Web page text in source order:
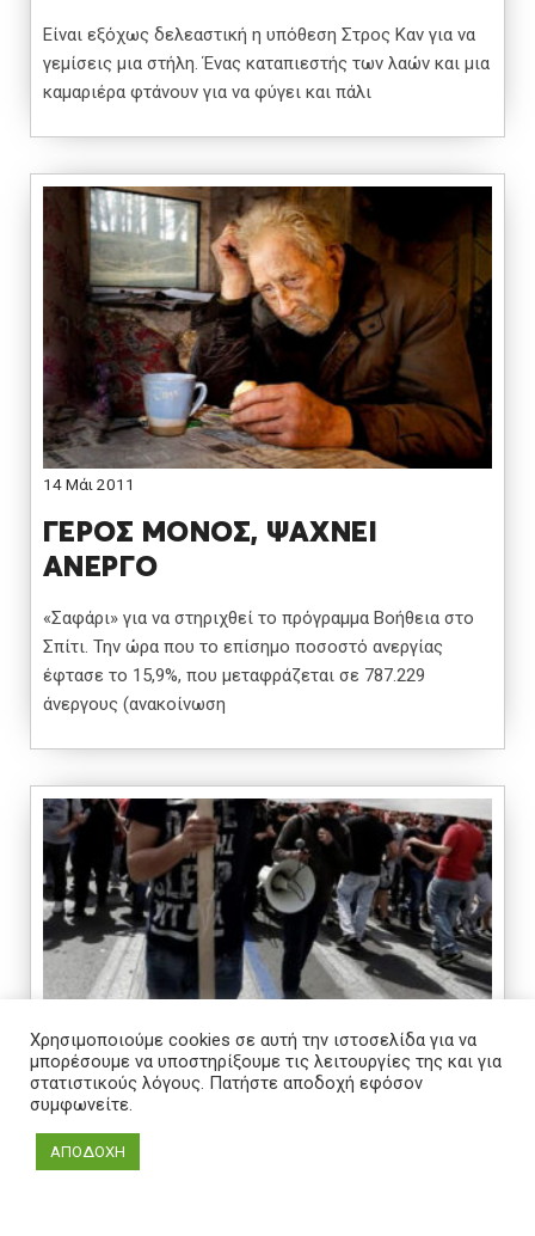
Είναι εξόχως δελεαστική η υπόθεση Στρος Καν για να
γεμίσεις μια στήλη. Ένας καταπιεστής των λαών και μια
καμαριέρα φτάνουν για να φύγει και πάλι
14 Μάι 2011
ΓΕΡΟΣ ΜΟΝΟΣ, ΨΑΧΝΕΙ
ΑΝΕΡΓΟ
«Σαφάρι» για να στηριχθεί το πρόγραμμα Βοήθεια στο
Σπίτι. Την ώρα που το επίσημο ποσοστό ανεργίας
έφτασε το 15,9%, που μεταφράζεται σε 787.229
άνεργους (ανακοίνωση
14 Μάι 2011
ΚΑΙ ΤΩΡΑ;
Βία και ξύλο και παραλίγο -ή σχεδόν- δολοφονίες.
Χρησιμοποιούμε cookies σε αυτή την ιστοσελίδα για να
μπορέσουμε να υποστηρίξουμε τις λειτουργίες της και για
στατιστικούς λόγους. Πατήστε αποδοχή εφόσον
συμφωνείτε.
ΑΠΟΔΟΧΗ